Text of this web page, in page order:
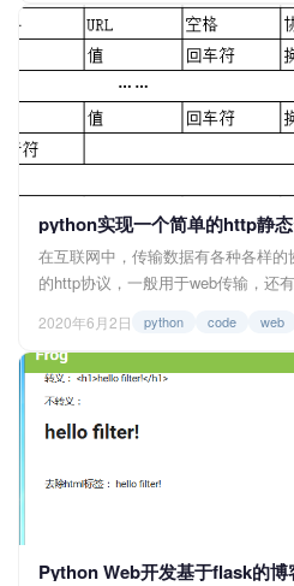
张图片要上传到wordpress的媒体库
一是在wp_post...
python实现一个简单的http静
在互联网中，传输数据有各种各样
的http协议，一般用于web传输，还
应用层协议，是基于位于传输层的
要来尝试使用python的内置库与模块
一个类似apache的静态资源服务器。
2020年6月2日 python code web